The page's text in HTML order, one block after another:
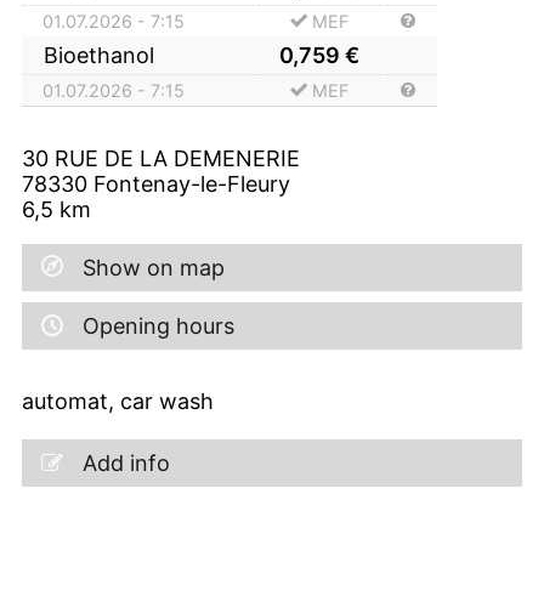
01.07.2026 - 7:15 MEF
Bioethanol 0,759 €
01.07.2026 - 7:15 MEF
30 RUE DE LA DEMENERIE
78330 Fontenay-le-Fleury
6,5 km
Show on map
Opening hours
automat, car wash
Add info